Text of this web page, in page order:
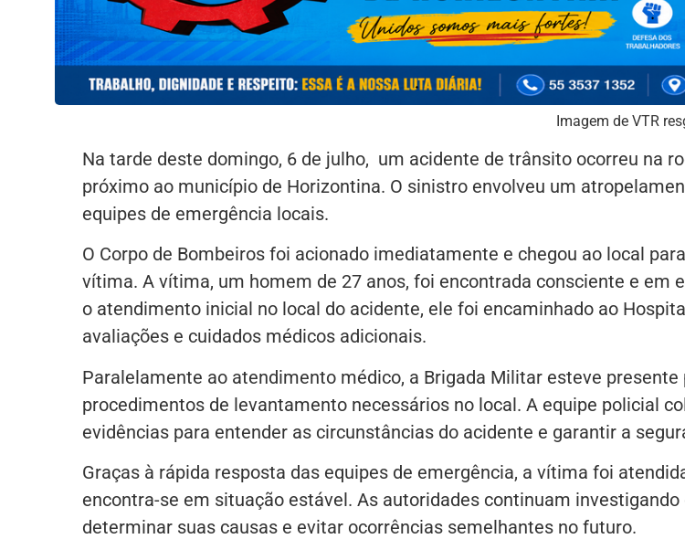
Imagem de VTR
Na tarde deste domingo, 6 de julho, um acidente de trânsito ocorreu na
próximo ao município de Horizontina. O sinistro envolveu um
equipes de emergência locais.
O Corpo de Bombeiros foi acionado imediatamente e chegou ao local
vítima. A vítima, um homem de 27 anos, foi encontrada consciente e em
o atendimento inicial no local do acidente, ele foi encaminhado ao
avaliações e cuidados médicos adicionais.
Paralelamente ao atendimento médico, a Brigada Militar esteve presente
procedimentos de levantamento necessários no local. A equipe policial
evidências para entender as circunstâncias do acidente e garantir a
Graças à rápida resposta das equipes de emergência, a vítima foi
encontra-se em situação estável. As autoridades continuam investigando
determinar suas causas e evitar ocorrências semelhantes no futuro.